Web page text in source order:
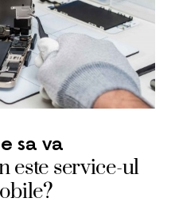
sa va
este service-ul